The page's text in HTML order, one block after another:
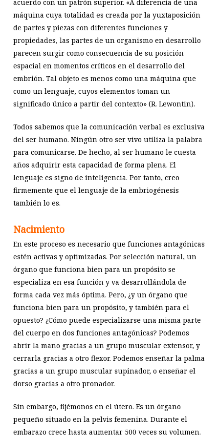
acuerdo con un patrón superior. «A diferencia de una
máquina cuya totalidad es creada por la yuxtaposición
de partes y piezas con diferentes funciones y
propiedades, las partes de un organismo en desarrollo
parecen surgir como consecuencia de su posición
espacial en momentos críticos en el desarrollo del
embrión. Tal objeto es menos como una máquina que
como un lenguaje, cuyos elementos toman un
significado único a partir del contexto» (R. Lewontin).
Todos sabemos que la comunicación verbal es exclusiva
del ser humano. Ningún otro ser vivo utiliza la palabra
para comunicarse. De hecho, al ser humano le cuesta
años adquirir esta capacidad de forma plena. El
lenguaje es signo de inteligencia. Por tanto, creo
firmemente que el lenguaje de la embriogénesis
también lo es.
Nacimiento
En este proceso es necesario que funciones antagónicas
estén activas y optimizadas. Por selección natural, un
órgano que funciona bien para un propósito se
especializa en esa función y va desarrollándola de
forma cada vez más óptima. Pero, ¿y un órgano que
funciona bien para un propósito, y también para el
opuesto? ¿Cómo puede especializarse una misma parte
del cuerpo en dos funciones antagónicas? Podemos
abrir la mano gracias a un grupo muscular extensor, y
cerrarla gracias a otro flexor. Podemos enseñar la palma
gracias a un grupo muscular supinador, o enseñar el
dorso gracias a otro pronador.
Sin embargo, fijémonos en el útero. Es un órgano
pequeño situado en la pelvis femenina. Durante el
embarazo crece hasta aumentar 500 veces su volumen.